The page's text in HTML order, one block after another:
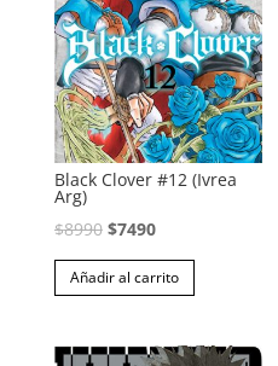
Black Clover #12 (Ivrea
Arg)
$8990 El
precio
original
$8990.
$7490El
precio
actual
$7490.
Añadir al carrito